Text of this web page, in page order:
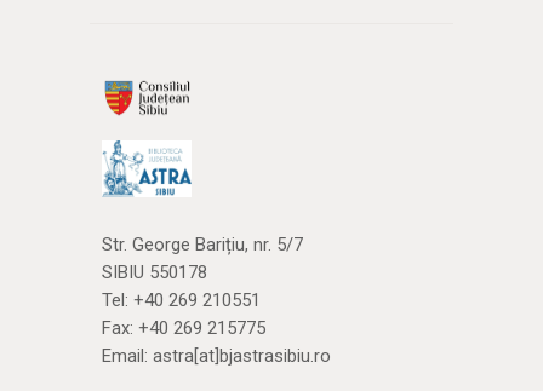
Str. George Barițiu, nr. 5/7
SIBIU 550178
Tel: +40 269 210551
Fax: +40 269 215775
Email: astra[at]bjastrasibiu.ro